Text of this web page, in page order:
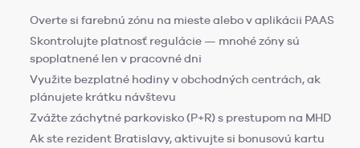
Overte si farebnú zónu na mieste alebo v aplikácii PAAS
Skontrolujte platnosť regulácie — mnohé zóny sú
spoplatnené len v pracovné dni
Využite bezplatné hodiny v obchodných centrách, ak
plánujete krátku návštevu
Zvážte záchytné parkovisko (P+R) s prestupom na MHD
Ak ste rezident Bratislavy, aktivujte si bonusovú kartu